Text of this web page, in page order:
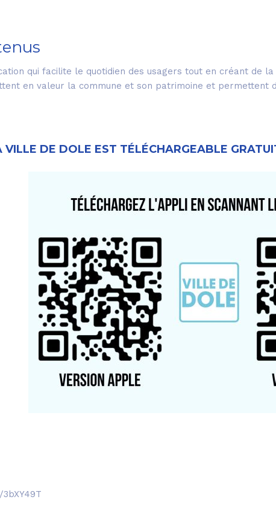
qui facilite le quotidien des usagers tout en créant de
en valeur la commune et son patrimoine et permettent
VILLE DE DOLE EST TÉLÉCHARGEABLE